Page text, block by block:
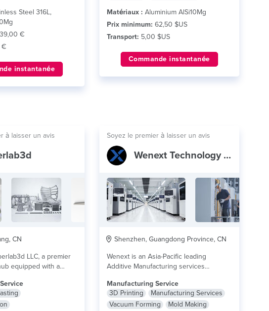
Steel 316L,
39,00 €
€
instantanée
Matériaux : Aluminium AlSi10Mg
Prix minimum: 62,50 $US
Transport: 5,00 $US
Commande instantanée
à laisser un avis
CN
LLC, a premier
equipped with a
Soyez le premier à laisser un avis
Wenext Technology Co.,Ltd
Shenzhen, Guangdong Province, CN
Wenext is an Asia-Pacific leading
Additive Manufacturing services
businesses...lire plus
Manufacturing Service
3D Printing
Manufacturing Services
Vacuum Forming
Mold Making